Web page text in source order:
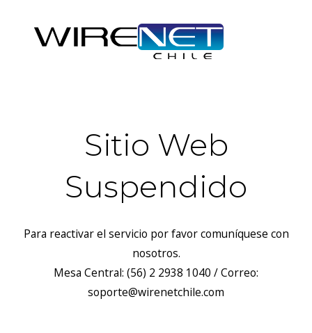
Sitio Web
Suspendido
Para reactivar el servicio por favor comuníquese con
nosotros.
Mesa Central: (56) 2 2938 1040 / Correo:
soporte@wirenetchile.com